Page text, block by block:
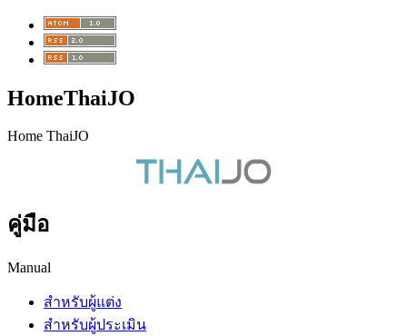
HomeThaiJO
Home ThaiJO
คู่มือ
Manual
สำหรับผู้แต่ง
สำหรับผู้ประเมิน